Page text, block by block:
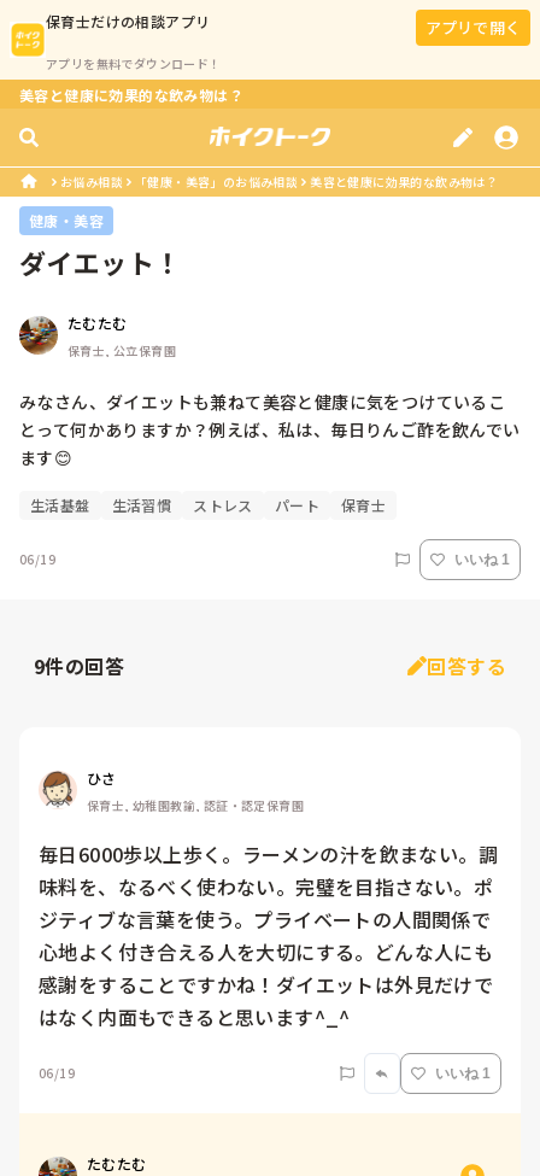
保育士だけの相談アプリ
アプリを無料でダウンロード！
アプリで開く
美容と健康に効果的な飲み物は？
お悩み相談 「健康・美容」のお悩み相談 美容と健康に効果的な飲み物は？
健康・美容
ダイエット！
たむたむ
保育士, 公立保育園
みなさん、ダイエットも兼ねて美容と健康に気をつけているこ
とって何かありますか？例えば、私は、毎日りんご酢を飲んでい
ます😊
生活基盤 生活習慣 ストレス パート 保育士
06/19 いいね 1
9件の回答 回答する
ひさ
保育士, 幼稚園教諭, 認証・認定保育園
毎日6000歩以上歩く。ラーメンの汁を飲まない。調
味料を、なるべく使わない。完璧を目指さない。ポ
ジティブな言葉を使う。プライベートの人間関係で
心地よく付き合える人を大切にする。どんな人にも
感謝をすることですかね！ダイエットは外見だけで
はなく内面もできると思います^_^
06/19 いいね 1
たむたむ